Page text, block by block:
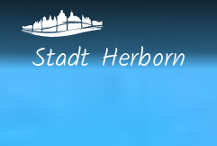
StadtHerborn